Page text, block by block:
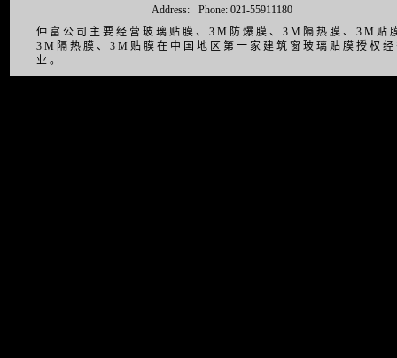
Address:
Phone: 021-55911180
仲富公司主要经营玻璃贴膜、3M防爆膜、3M隔热膜、3M
3M隔热膜、3M贴膜在中国地区第一家建筑窗玻璃贴膜授权
业。